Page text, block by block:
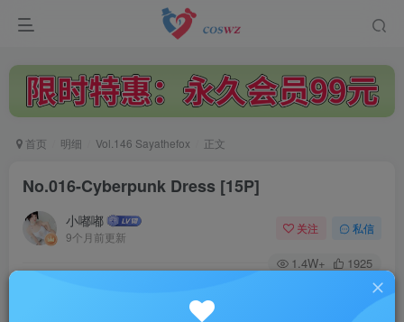
首页 明细 Vol.146 Sayathefox 正文
No.016-Cyberpunk Dress [15P]
小嘟嘟
9个月前更新
关注 私信
1.4W+ 1925
No.016-Cyberpunk Dress [15P]